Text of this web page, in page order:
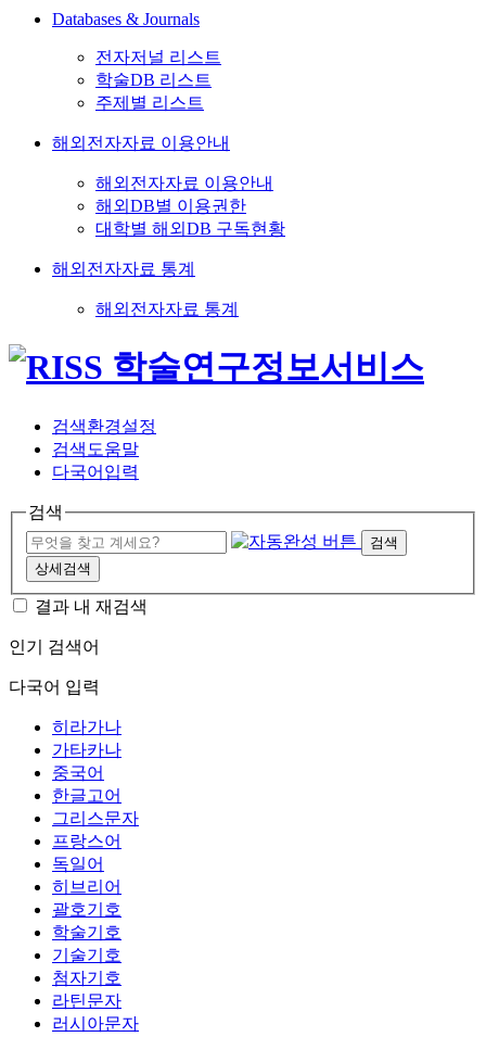
Databases & Journals
전자저널 리스트
학술DB 리스트
주제별 리스트
해외전자자료 이용안내
해외전자자료 이용안내
해외DB별 이용권한
대학별 해외DB 구독현황
해외전자자료 통계
해외전자자료 통계
검색환경설정
검색도움말
다국어입력
검색
검색
상세검색
결과 내 재검색
인기 검색어
다국어 입력
히라가나
가타카나
중국어
한글고어
그리스문자
프랑스어
독일어
히브리어
괄호기호
학술기호
기술기호
첨자기호
라틴문자
러시아문자